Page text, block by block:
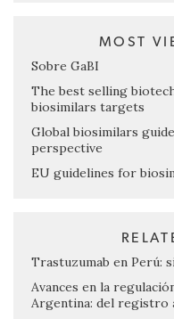
MOST
Sobre GaBI
The best selling
biosimilars targets
Global biosimilars
perspective
EU guidelines for
Trastuzumab en Perú:
Avances en la
Argentina: del registro